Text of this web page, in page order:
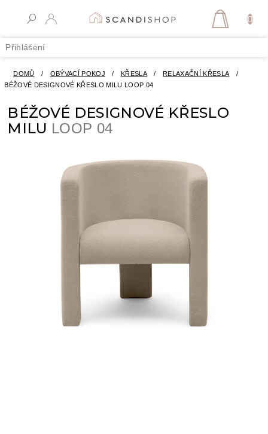
Přihlášení
DOMŮ / OBÝVACÍ POKOJ / KŘESLA / RELAXAČNÍ KŘESLA
/
BÉŽOVÉ DESIGNOVÉ KŘESLO MILU LOOP 04
BÉŽOVÉ DESIGNOVÉ KŘESLO
MILU LOOP 04